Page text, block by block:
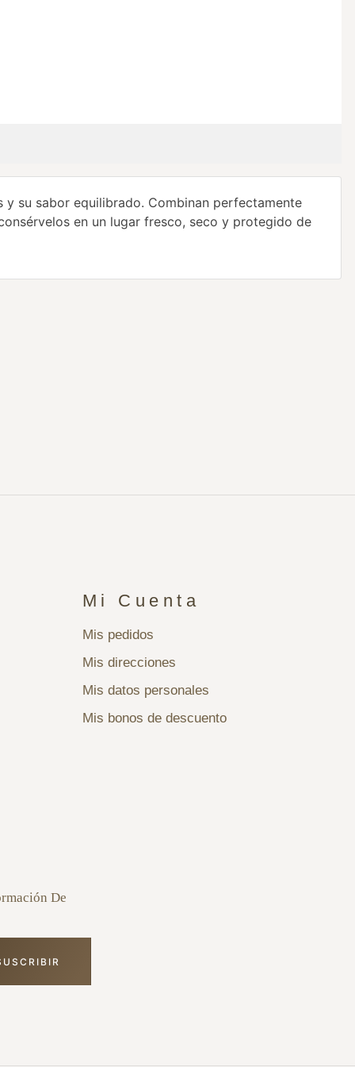
su sabor equilibrado. Combinan perfectamente
en un lugar fresco, seco y protegido de
Mi Cuenta
Mis pedidos
Mis direcciones
Mis datos personales
Mis bonos de descuento
De